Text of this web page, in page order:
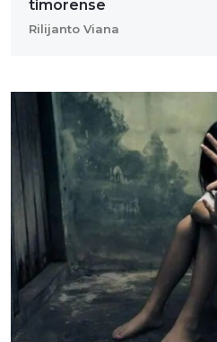
timorense
Rilijanto Viana